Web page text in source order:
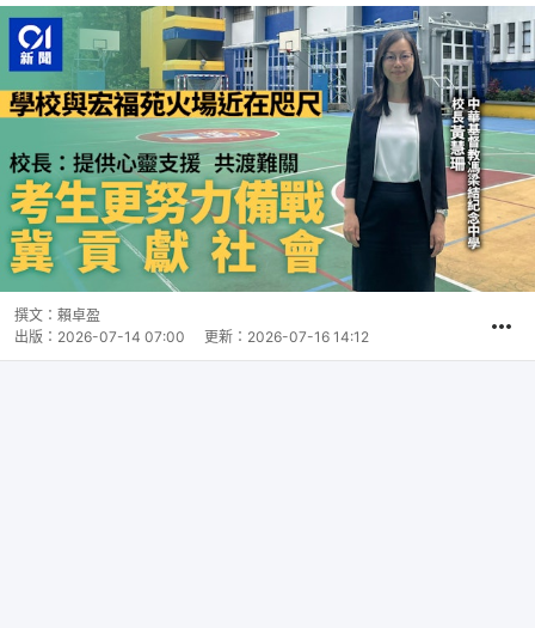
撰文： 賴卓盈
出版： 2026-07-14 07:00 更新： 2026-07-16 14:12